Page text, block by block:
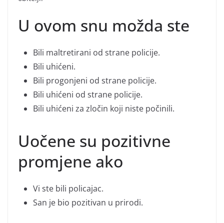
U ovom snu možda ste
Bili maltretirani od strane policije.
Bili uhićeni.
Bili progonjeni od strane policije.
Bili uhićeni od strane policije.
Bili uhićeni za zločin koji niste počinili.
Uočene su pozitivne
promjene ako
Vi ste bili policajac.
San je bio pozitivan u prirodi.